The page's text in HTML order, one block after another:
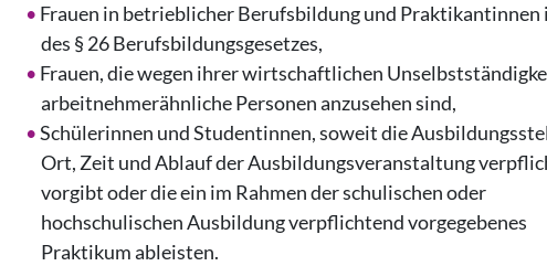
Frauen in betrieblicher Berufsbildung und Praktikantinnen
des § 26 Berufsbildungsgesetzes,
Frauen, die wegen ihrer wirtschaftlichen
arbeitnehmerähnliche Personen anzusehen sind,
Schülerinnen und Studentinnen, soweit die
Ort, Zeit und Ablauf der Ausbildungsveranstaltung
vorgibt oder die ein im Rahmen der schulischen oder
hochschulischen Ausbildung verpflichtend vorgegebenes
Praktikum ableisten.